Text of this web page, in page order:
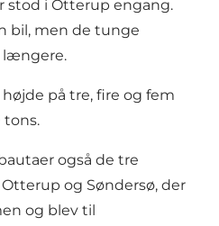
stod i Otterup engang.
bil, men de tunge
længere.
på tre, fire og fem
tons.
også de tre
og Søndersø, der
og blev til